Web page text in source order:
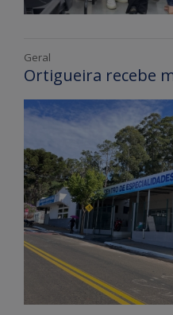
Geral
Ortigueira recebe